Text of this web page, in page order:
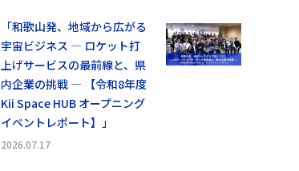
「和歌山発、地域から広がる
宇宙ビジネス ― ロケット打
上げサービスの最前線と、県
内企業の挑戦 ― 【令和8年度
Kii Space HUB オープニング
イベントレポート】」
2026.07.17